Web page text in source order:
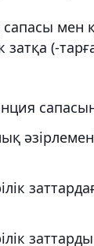
мен
затқа (-